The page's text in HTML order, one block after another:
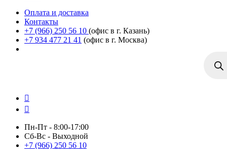
Оплата и доставка
Контакты
+7 (966) 250 56 10 (офис в г. Казань)
+7 934 477 21 41 (офис в г. Москва)
Пн-Пт - 8:00-17:00
Сб-Вс - Выходной
+7 (966) 250 56 10